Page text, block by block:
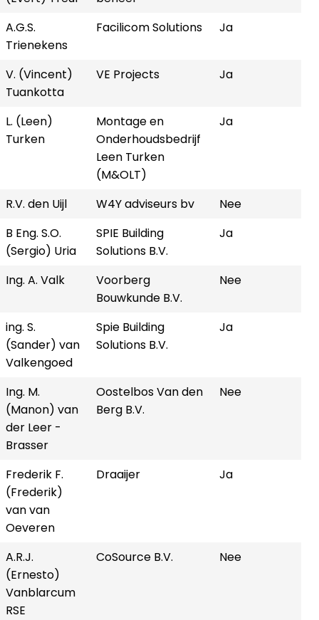
A.G.S.
Trienekens
Facilicom Solutions Ja
V. (Vincent)
Tuankotta
VE Projects Ja
L. (Leen)
Turken
Montage en
Onderhoudsbedrijf
Leen Turken
(M&OLT)
Ja
R.V. den Uijl W4Y adviseurs bv
Nee
B Eng. S.O.
(Sergio) Uria
SPIE Building
Solutions B.V.
Ja
Ing. A. Valk
Voorberg
Bouwkunde B.V.
Nee
ing. S.
(Sander) van
Valkengoed
Spie Building
Solutions B.V.
Ja
Ing. M.
(Manon) van
der Leer -
Brasser
Oostelbos Van den
Berg B.V.
Nee
Frederik F.
(Frederik)
van van
Oeveren
Draaijer Ja
A.R.J.
(Ernesto)
Vanblarcum
RSE
CoSource B.V. Nee